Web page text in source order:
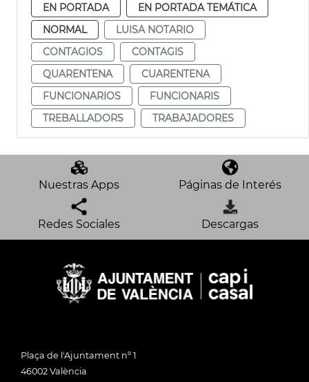
EN PORTADA
EN PORTADA TEMÁTICA
NORMAL
LUISA NOTARIO
CONTAGIOS
CONTAGIS
QUARENTENA
CUARENTENA
FUNCIONARIOS
FUNCIONARIS
TREBALLADORS
TRABAJADORES
Nuestras Apps Páginas de Interés
Redes Sociales Descargas
Plaça de l'Ajuntament nº 1
46002 València